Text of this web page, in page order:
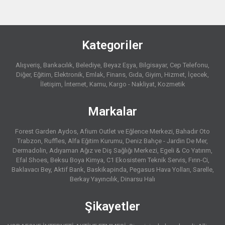
Kategoriler
Alışveriş Bankacılık Belediye Beyaz Eşya Bilgisayar Cep Telefonu
Diğer Eğitim Elektronik Emlak Finans Gıda Giyim Hizmet İçecek
İletişim İnternet Kamu Kargo - Nakliyat Kozmetik
Markalar
Forest Garden Aydos Afium Outlet ve Eğlence Merkezi Bahadır Oto
Trabzon Ruffles Alfa Eğitim Kurumu Deniz Bahçe - Jardin De Mer
Dermadolin Adıyaman Ağız ve Diş Sağlığı Merkezi Egeli & Co Yatırım
Efal Shoes Beksu Boya Kimya C1 Ekosistem Teknik Servis Fırın-Ci
Baklavacı Bey Aktif Bank Baskikapinda Pegasus Hava Yolları Sarelle
Berkay Yayıncılık Dinarsu Halı
Şikayetler